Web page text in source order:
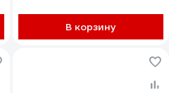
В корзину